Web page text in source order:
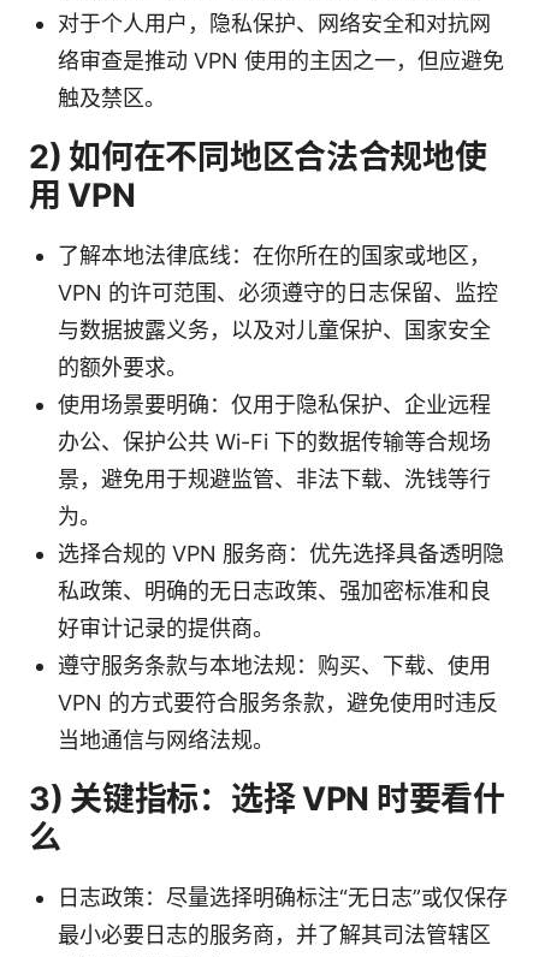
对于个人用户，隐私保护、网络安全和对抗网
络审查是推动 VPN 使用的主因之一，但应避免
触及禁区。
2) 如何在不同地区合法合规地使
用 VPN
了解本地法律底线：在你所在的国家或地区，
VPN 的许可范围、必须遵守的日志保留、监控
与数据披露义务，以及对儿童保护、国家安全
的额外要求。
使用场景要明确：仅用于隐私保护、企业远程
办公、保护公共 Wi-Fi 下的数据传输等合规场
景，避免用于规避监管、非法下载、洗钱等行
为。
选择合规的 VPN 服务商：优先选择具备透明隐
私政策、明确的无日志政策、强加密标准和良
好审计记录的提供商。
遵守服务条款与本地法规：购买、下载、使用
VPN 的方式要符合服务条款，避免使用时违反
当地通信与网络法规。
3) 关键指标：选择 VPN 时要看什
么
日志政策：尽量选择明确标注“无日志”或仅保存
最小必要日志的服务商，并了解其司法管辖区